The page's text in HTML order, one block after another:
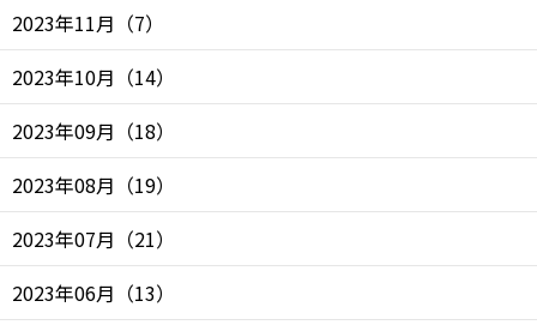
2023年11月 （7）
2023年10月 （14）
2023年09月 （18）
2023年08月 （19）
2023年07月 （21）
2023年06月 （13）